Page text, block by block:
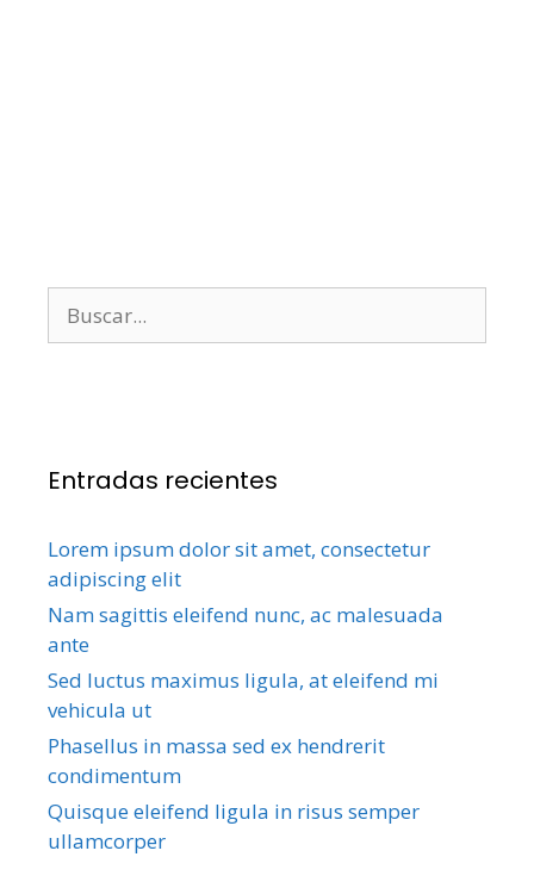
Entradas recientes
Lorem ipsum dolor sit amet, consectetur
adipiscing elit
Nam sagittis eleifend nunc, ac malesuada
ante
Sed luctus maximus ligula, at eleifend mi
vehicula ut
Phasellus in massa sed ex hendrerit
condimentum
Quisque eleifend ligula in risus semper
ullamcorper